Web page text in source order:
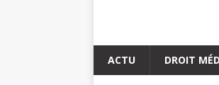
ACTU DROIT